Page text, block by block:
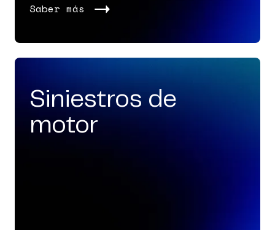
Saber más
Siniestros de
motor